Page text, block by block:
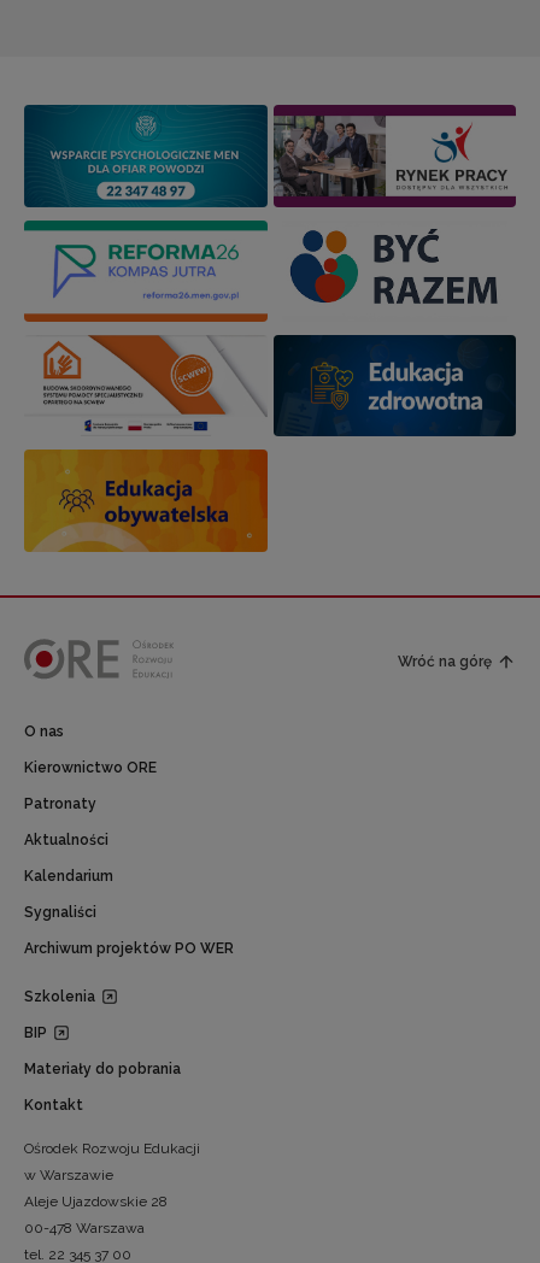
Wróć na górę
O nas
Kierownictwo ORE
Patronaty
Aktualności
Kalendarium
Sygnaliści
Archiwum projektów PO WER
Szkolenia
BIP
Materiały do pobrania
Kontakt
Ośrodek Rozwoju Edukacji
w Warszawie
Aleje Ujazdowskie 28
00-478 Warszawa
tel. 22 345 37 00